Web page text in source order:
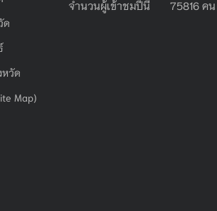
ด
หวัด
Map)
จำนวนผู้เข้าชมปีนี้ 75816 คน